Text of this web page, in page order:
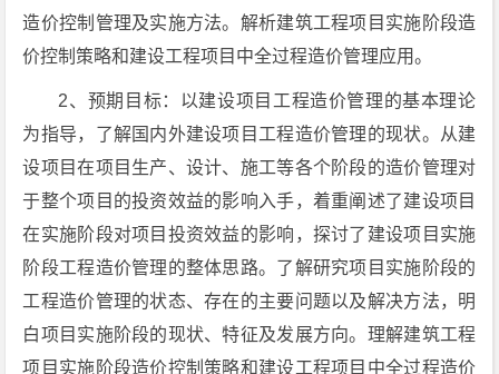
造价控制管理及实施方法。解析建筑工程项目实施阶段造
价控制策略和建设工程项目中全过程造价管理应用。
2、预期目标：以建设项目工程造价管理的基本理论
为指导，了解国内外建设项目工程造价管理的现状。从建
设项目在项目生产、设计、施工等各个阶段的造价管理对
于整个项目的投资效益的影响入手，着重阐述了建设项目
在实施阶段对项目投资效益的影响，探讨了建设项目实施
阶段工程造价管理的整体思路。了解研究项目实施阶段的
工程造价管理的状态、存在的主要问题以及解决方法，明
白项目实施阶段的现状、特征及发展方向。理解建筑工程
项目实施阶段造价控制策略和建设工程项目中全过程造价